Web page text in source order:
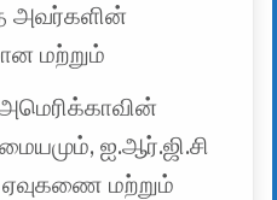
அவர்களின்
மற்றும்
ஐ.ஆர்.ஜி.சி
மற்றும்